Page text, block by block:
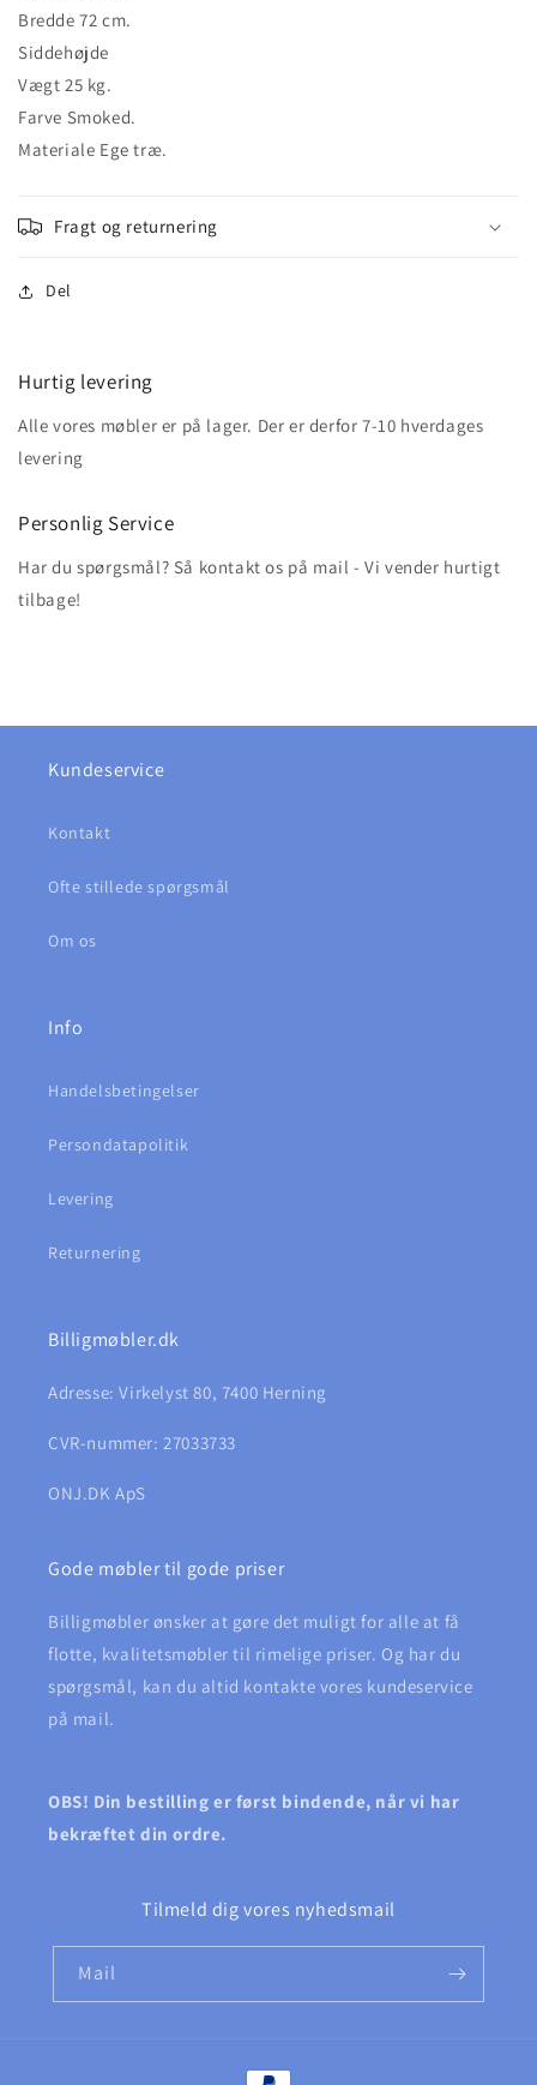
Bredde 72 cm.
Siddehøjde
Vægt 25 kg.
Farve Smoked.
Materiale Ege træ.
Fragt og returnering
Del
Hurtig levering
Alle vores møbler er på lager. Der er derfor 7-10 hverdages
levering
Personlig Service
Har du spørgsmål? Så kontakt os på mail - Vi vender hurtigt
tilbage!
Kundeservice
Kontakt
Ofte stillede spørgsmål
Om os
Info
Handelsbetingelser
Persondatapolitik
Levering
Returnering
Billigmøbler.dk
Adresse: Virkelyst 80, 7400 Herning
CVR-nummer: 27033733
ONJ.DK ApS
Gode møbler til gode priser
Billigmøbler ønsker at gøre det muligt for alle at få
flotte, kvalitetsmøbler til rimelige priser. Og har du
spørgsmål, kan du altid kontakte vores kundeservice
på mail.
OBS! Din bestilling er først bindende, når vi har
bekræftet din ordre.
Tilmeld dig vores nyhedsmail
Mail
Betalingsmetoder